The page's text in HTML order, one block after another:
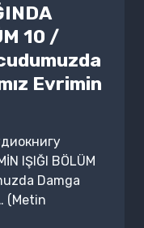
10 /
Evrimin
IŞIĞI BÖLÜM
Damga
(Metin